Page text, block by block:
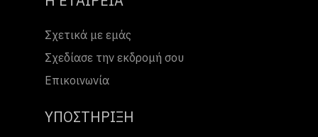
Σχετικά με εμάς
Σχεδίασε την εκδρομή σου
Επικοινωνία
ΥΠΟΣΤΗΡΙΞΗ